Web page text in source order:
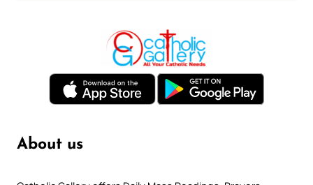
About us